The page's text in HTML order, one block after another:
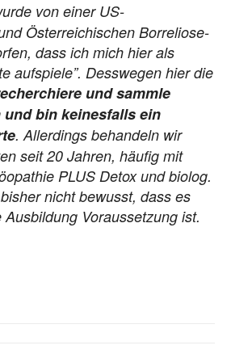
von einer US-
Österreichischen Borreliose-
dass ich mich hier als
aufspiele”. Desswegen hier die
und sammle
und bin keinesfalls ein
. Allerdings behandeln wir
seit 20 Jahren, häufig mit
PLUS Detox und biolog.
nicht bewusst, dass es
Voraussetzung ist.